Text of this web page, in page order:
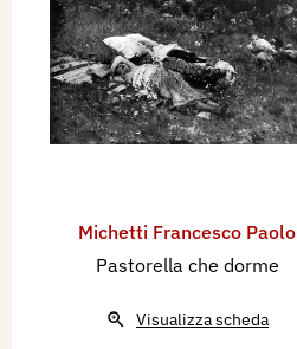
Michetti Francesco Paolo
Pastorella che dorme
Visualizza scheda